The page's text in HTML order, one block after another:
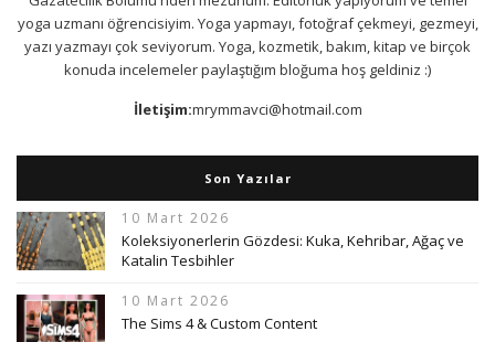
yoga uzmanı öğrencisiyim. Yoga yapmayı, fotoğraf çekmeyi, gezmeyi,
yazı yazmayı çok seviyorum. Yoga, kozmetik, bakım, kitap ve birçok
konuda incelemeler paylaştığım bloğuma hoş geldiniz :)
İletişim:mrymmavci@hotmail.com
Son Yazılar
10 Mart 2026
Koleksiyonerlerin Gözdesi: Kuka, Kehribar, Ağaç ve
Katalin Tesbihler
10 Mart 2026
The Sims 4 & Custom Content